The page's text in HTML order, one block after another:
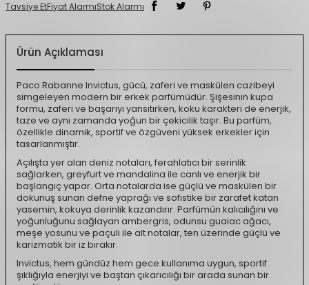
Tavsiye EtFiyat AlarmıStok Alarmı
Ürün Açıklaması
Paco Rabanne Invictus, gücü, zaferi ve maskülen cazibeyi
simgeleyen modern bir erkek parfümüdür. Şişesinin kupa
formu, zaferi ve başarıyı yansıtırken, koku karakteri de enerjik,
taze ve aynı zamanda yoğun bir çekicilik taşır. Bu parfüm,
özellikle dinamik, sportif ve özgüveni yüksek erkekler için
tasarlanmıştır.
Açılışta yer alan deniz notaları, ferahlatıcı bir serinlik
sağlarken, greyfurt ve mandalina ile canlı ve enerjik bir
başlangıç yapar. Orta notalarda ise güçlü ve maskülen bir
dokunuş sunan defne yaprağı ve sofistike bir zarafet katan
yasemin, kokuya derinlik kazandırır. Parfümün kalıcılığını ve
yoğunluğunu sağlayan ambergris, odunsu guaiac ağacı,
meşe yosunu ve paçuli ile alt notalar, ten üzerinde güçlü ve
karizmatik bir iz bırakır.
Invictus, hem gündüz hem gece kullanıma uygun, sportif
şıklığıyla enerjiyi ve baştan çıkarıcılığı bir arada sunan bir